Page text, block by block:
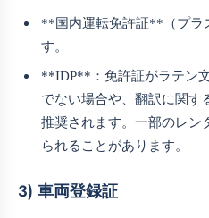
**国内運転免許証**（プラ
す。
**IDP**：免許証がラテン
でない場合や、翻訳に関す
推奨されます。一部のレン
られることがあります。
3) 車両登録証